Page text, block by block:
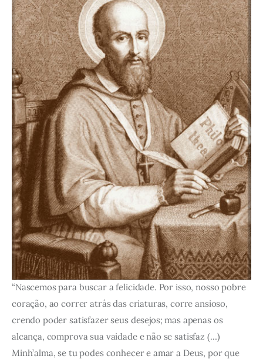
“Nascemos para buscar a felicidade. Por isso, nosso pobre
coração, ao correr atrás das criaturas, corre ansioso,
crendo poder satisfazer seus desejos; mas apenas os
alcança, comprova sua vaidade e não se satisfaz (…)
Minh’alma, se tu podes conhecer e amar a Deus, por que